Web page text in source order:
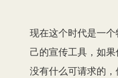
现在这个时代是一
己的宣传工具，如
没有什么可请求的